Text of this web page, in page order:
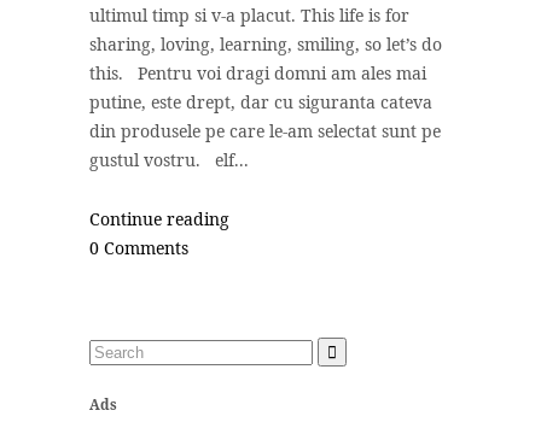
ultimul timp si v-a placut. This life is for
sharing, loving, learning, smiling, so let’s do
this. Pentru voi dragi domni am ales mai
putine, este drept, dar cu siguranta cateva
din produsele pe care le-am selectat sunt pe
gustul vostru. elf...
Continue reading
0 Comments
Ads